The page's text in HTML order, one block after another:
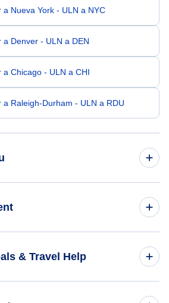
a Nueva York - ULN a NYC
a Denver - ULN a DEN
a Chicago - ULN a CHI
a Raleigh-Durham - ULN a RDU
Honolulu - SHA a HNL
& Travel Help